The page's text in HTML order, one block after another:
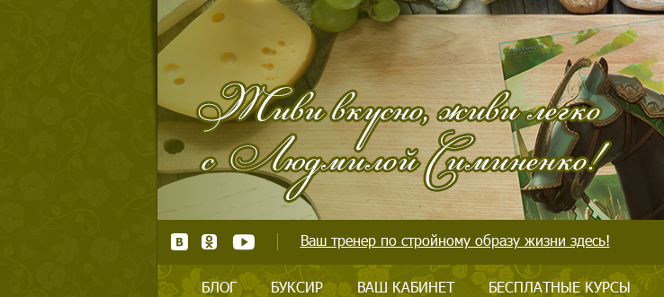
Ваш тренер по стройному образу жизни здесь!
БЛОГ БУКСИР ВАШ КАБИНЕТ БЕСПЛАТНЫЕ КУРСЫ